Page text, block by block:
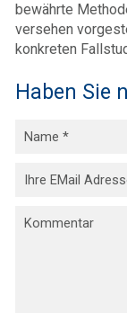
bewährte
versehen
konkreten
Haben Sie